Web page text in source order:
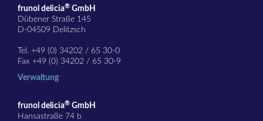
frunol delicia® GmbH
Dübener Straße 145
D-04509 Delitzsch
Tel. +49 (0) 34202 / 65 30-0
Fax +49 (0) 34202 / 65 30-9
Verwaltung
frunol delicia® GmbH
Hansastraße 74 b